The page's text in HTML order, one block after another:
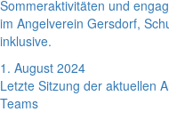
Sommeraktivitäten und
im Angelverein Gersdorf,
inklusive.
1. August 2024
Letzte Sitzung der aktuellen
Teams